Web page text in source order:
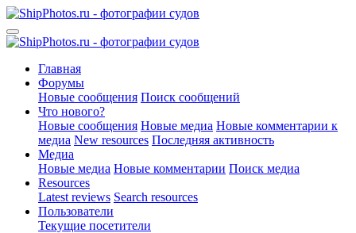
Главная
Форумы
Новые сообщения Поиск сообщений
Что нового?
Новые сообщения Новые медиа Новые комментарии к
медиа New resources Последняя активность
Медиа
Новые медиа Новые комментарии Поиск медиа
Resources
Latest reviews Search resources
Пользователи
Текущие посетители